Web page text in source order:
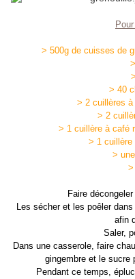
> 500g de cuisses de
> 40
> 2 cuillères
> 2
> 1 cuillère à café
> 1 cuillère
>
>
Faire
Les sécher et les poêler
afin
Saler,
Dans une casserole, faire
gingembre et le sucre
Pendant ce temps,